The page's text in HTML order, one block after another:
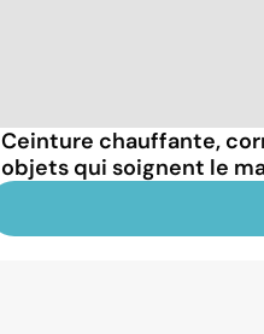
Ceinture chauffante,
objets qui soignent le